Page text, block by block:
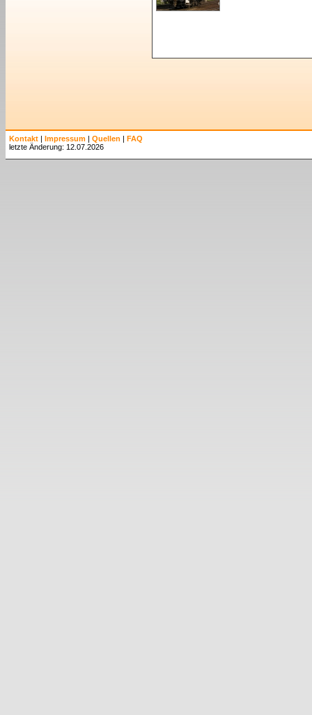
Kontakt | Impressum | Quellen | FAQ
letzte Änderung: 12.07.2026